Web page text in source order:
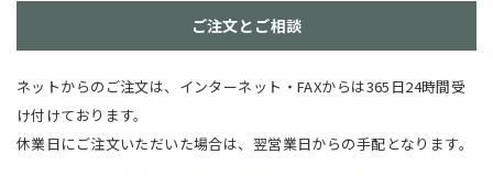
ご注文とご相談
ネットからのご注文は、インターネット・FAXからは365日24時間受
け付けております。
休業日にご注文いただいた場合は、翌営業日からの手配となります。